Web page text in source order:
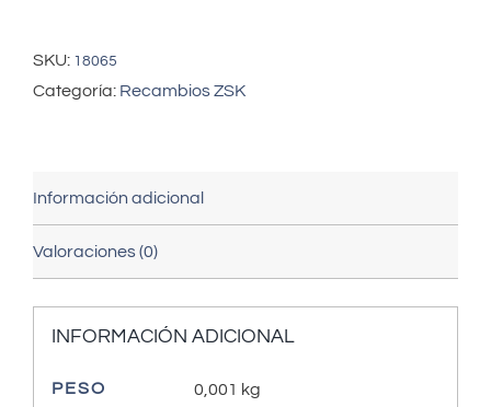
martillo
(172003552)
SKU: 18065
Categoría: Recambios ZSK
Información adicional
Valoraciones (0)
INFORMACIÓN ADICIONAL
PESO 0,001 kg